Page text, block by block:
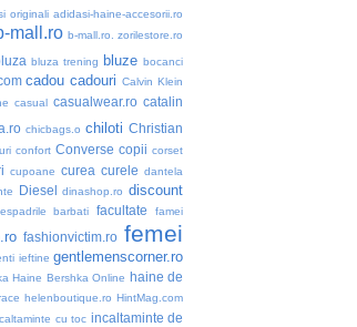
originali adidasi-haine-accesorii.ro
mall.ro b-mall.ro. zorilestore.ro
bluza trening bluze bocanci
cadou cadouri Calvin Klein
casual casualwear.ro catalin
chicbags.o chiloti Christian
confort Converse copii corset
cupoane curea curele dantela
Diesel dinashop.ro discount
espadrile barbati facultate famei
fashionvictim.ro femei
ieftine gentlemenscorner.ro
Haine Bershka Online haine de
helenboutique.ro HintMag.com
cu toc incaltaminte de